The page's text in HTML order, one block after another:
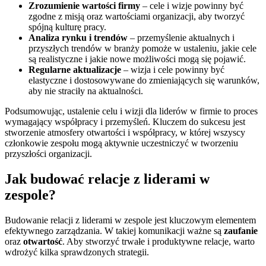
Zrozumienie wartości firmy – cele i wizje powinny być
zgodne z misją oraz wartościami organizacji, aby tworzyć
spójną kulturę pracy.
Analiza rynku i trendów – przemyślenie aktualnych i
przyszłych trendów w branży pomoże w ustaleniu, jakie cele
są realistyczne i jakie nowe możliwości mogą się pojawić.
Regularne aktualizacje – wizja i cele powinny być
elastyczne i dostosowywane do zmieniających się warunków,
aby nie straciły na aktualności.
Podsumowując, ustalenie celu i wizji dla liderów w firmie to proces
wymagający współpracy i przemyśleń. Kluczem do sukcesu jest
stworzenie atmosfery otwartości i współpracy, w której wszyscy
członkowie zespołu mogą aktywnie uczestniczyć w tworzeniu
przyszłości organizacji.
Jak budować relacje z liderami w
zespole?
Budowanie relacji z liderami w zespole jest kluczowym elementem
efektywnego zarządzania. W takiej komunikacji ważne są zaufanie
oraz otwartość. Aby stworzyć trwałe i produktywne relacje, warto
wdrożyć kilka sprawdzonych strategii.